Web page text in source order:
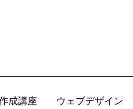
成講座 ウェブデザイン